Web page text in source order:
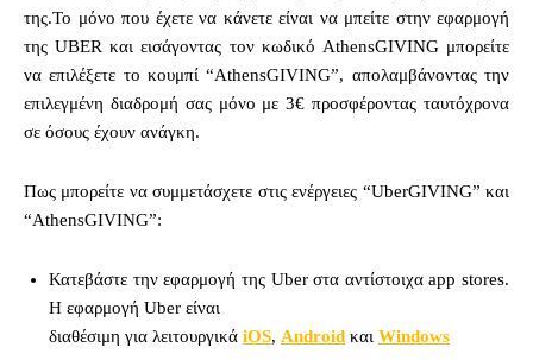
της.Το μόνο που έχετε να κάνετε είναι να μπείτε στην εφαρμογή
της UBER και εισάγοντας τον κωδικό AthensGIVING μπορείτε
να επιλέξετε το κουμπί “AthensGIVING”, απολαμβάνοντας την
επιλεγμένη διαδρομή σας μόνο με 3€ προσφέροντας ταυτόχρονα
σε όσους έχουν ανάγκη.
Πως μπορείτε να συμμετάσχετε στις ενέργειες “UberGIVING” και
“AthensGIVING”:
Κατεβάστε την εφαρμογή της Uber στα αντίστοιχα app stores.
Η εφαρμογή Uber είναι
διαθέσιμη για λειτουργικά iOS, Android και Windows